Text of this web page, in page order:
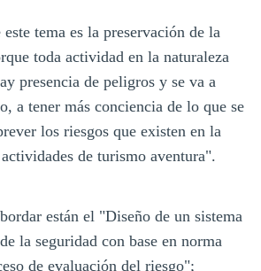
tema es la preservación de la
toda actividad en la naturaleza
presencia de peligros y se va a
a tener más conciencia de lo que se
los riesgos que existen en la
de turismo aventura".
están el "Diseño de un sistema
la seguridad con base en norma
de evaluación del riesgo";